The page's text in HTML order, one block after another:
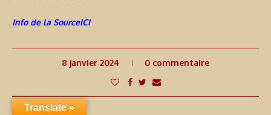
Info de la SourceICI
8 janvier 2024 0 commentaire
Translate »